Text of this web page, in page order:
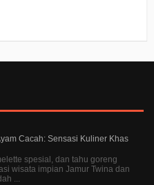
Cacah: Sensasi Kuliner Khas
spesial, dan tahu goreng
wisata impian Jamur Twina dan
...